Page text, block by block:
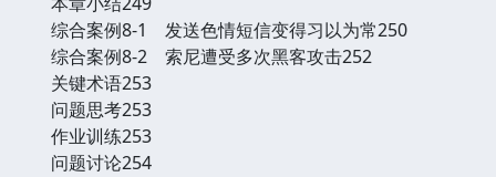
综合案例8-1 发送色情短信变得习以为常250
综合案例8-2 索尼遭受多次黑客攻击252
关键术语253
问题思考253
作业训练253
问题讨论254